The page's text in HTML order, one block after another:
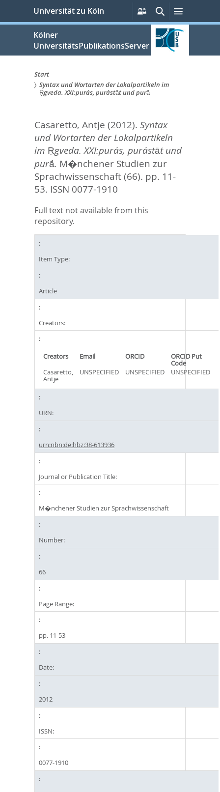
springen
Universität zu Köln
Persönliche
Services
SucheMenü
Kölner
UniversitätsPublikationsServer
Sie
hier:
Start
Syntax und Wortarten der Lokalpartikeln im
Ṛgveda. XXI:purás, purástāt und purā́
Casaretto, Antje (2012). Syntax
und Wortarten der Lokalpartikeln
im Ṛgveda. XXI:purás, purástāt und
purā́. M�nchener Studien zur
Sprachwissenschaft (66). pp. 11-
53. ISSN 0077-1910
Full text not available from this
repository.
Item Type:
Article
Creators:
Creators Email ORCID ORCID Put
Code
Casaretto,
Antje
UNSPECIFIED UNSPECIFIED UNSPECIFIED
URN:
urn:nbn:de:hbz:38-613936
Journal or Publication Title:
M�nchener Studien zur Sprachwissenschaft
Number:
66
Page Range:
pp. 11-53
Date:
2012
ISSN:
0077-1910